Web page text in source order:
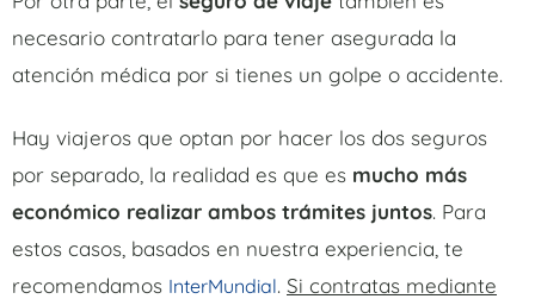
necesario contratarlo para tener asegurada la
atención médica por si tienes un golpe o accidente.
Hay viajeros que optan por hacer los dos seguros
por separado, la realidad es que es mucho más
económico realizar ambos trámites juntos. Para
estos casos, basados en nuestra experiencia, te
recomendamos InterMundial. Si contratas mediante